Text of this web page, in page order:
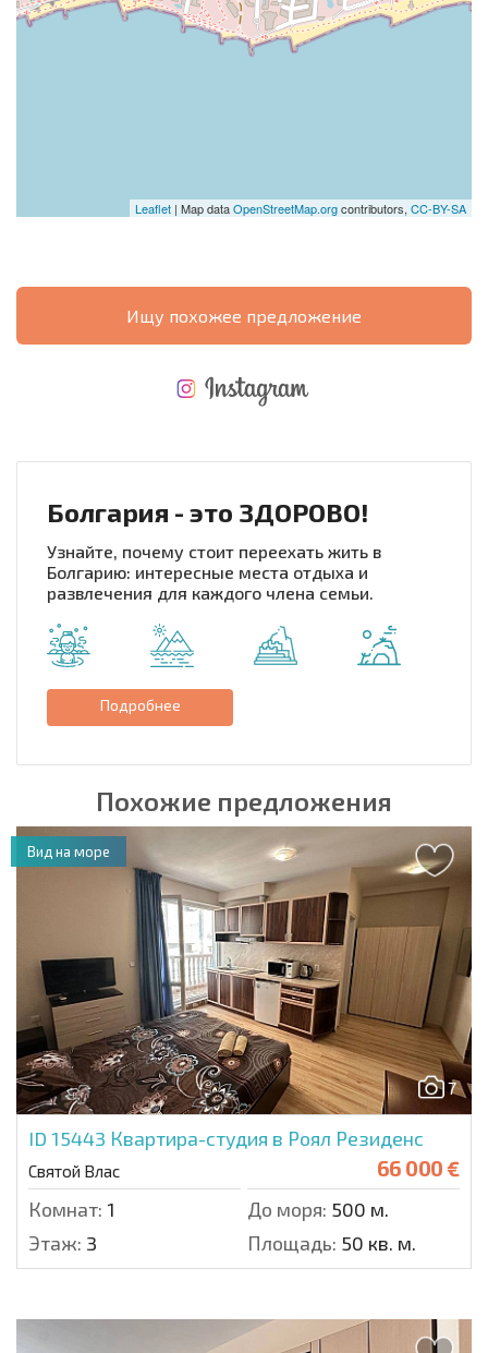
Leaflet | Map dataOpenStreetMap.orgcontributors, CC-BY-SA
Ищу похожее предложение
Болгария - это ЗДОРОВО!
Узнайте, почему стоит переехать жить в
Болгарию: интересные места отдыха и
развлечения для каждого члена семьи.
Подробнее
Похожие предложения
7
ID 15443 Квартира-студия в Роял Резиденс
Святой Влас 66 000 €
Комнат: 1 До моря: 500 м.
Этаж: 3 Площадь: 50 кв. м.
Вид на море